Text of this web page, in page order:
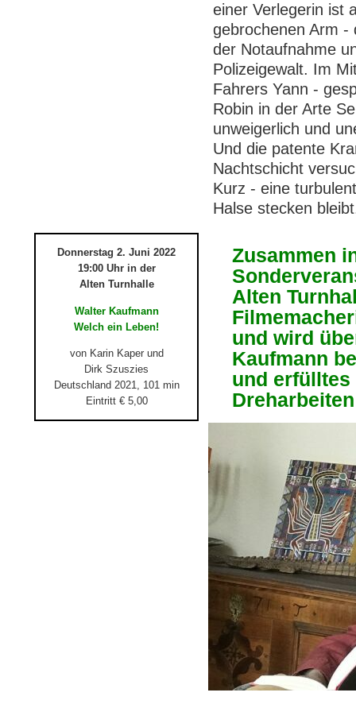
einer Verlegerin ist
gebrochenen Arm -
der Notaufnahme
Polizeigewalt. Im
Fahrers Yann -
Robin in der Arte
unweigerlich und
Und die patente
Nachtschicht
Kurz - eine
Halse stecken
Donnerstag 2. Juni 2022
19:00 Uhr in der
Alten Turnhalle
Walter Kaufmann
Welch ein Leben!
von Karin Kaper und
Dirk Szuszies
Deutschland 2021, 101 min
Eintritt € 5,00
Zusammen
Alten
und wird
Kaufmann
und erfülltes